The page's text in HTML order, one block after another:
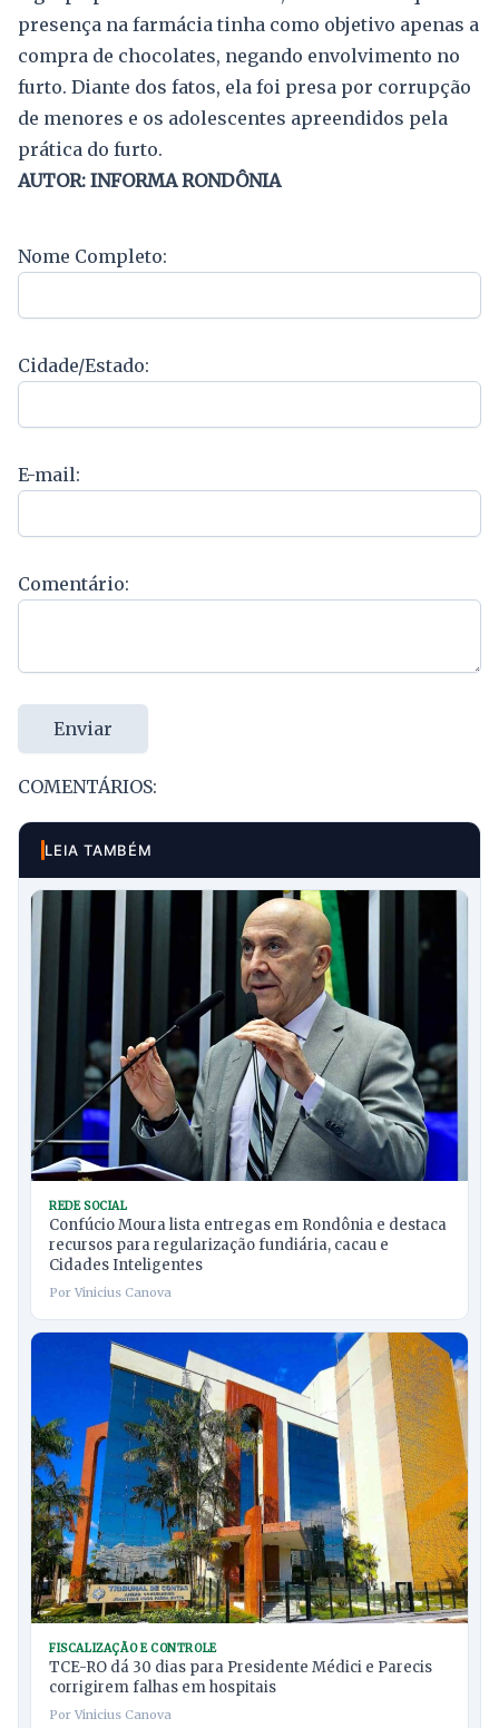
presença na farmácia tinha como objetivo apenas a
compra de chocolates, negando envolvimento no
furto. Diante dos fatos, ela foi presa por corrupção
de menores e os adolescentes apreendidos pela
prática do furto.
AUTOR: INFORMA RONDÔNIA
Nome Completo:
Cidade/Estado:
E-mail:
Comentário:
Enviar
COMENTÁRIOS:
LEIA TAMBÉM
REDE SOCIAL
Confúcio Moura lista entregas em Rondônia e destaca
recursos para regularização fundiária, cacau e
Cidades Inteligentes
Por Vinicius Canova
FISCALIZAÇÃO E CONTROLE
TCE-RO dá 30 dias para Presidente Médici e Parecis
corrigirem falhas em hospitais
Por Vinicius Canova